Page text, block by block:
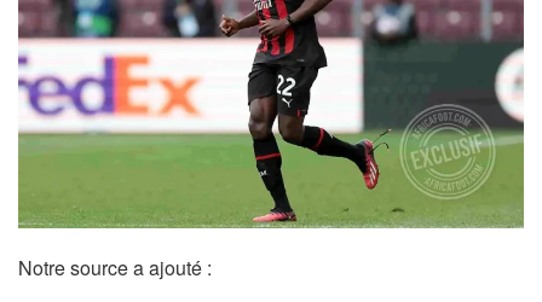
Notre source a ajouté :